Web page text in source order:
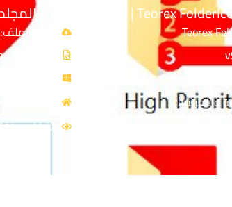
والتعريفات
حجم الملف: 30 MB
نوع الملف: Zip
الزيارات : 4614